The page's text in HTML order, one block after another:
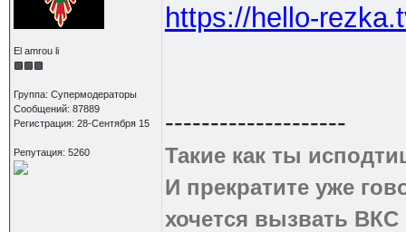
El amrou li
Группа: Супермодераторы
Сообщений: 87889
Регистрация: 28-Сентября 15
Репутация: 5260
https://hello-
--------------------
Такие как ты
И прекратите уже
хочется вызвать